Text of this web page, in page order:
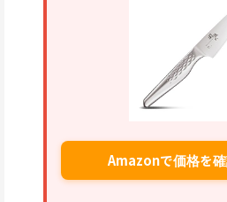
Amazonで価格を